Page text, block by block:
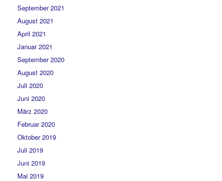
September 2021
August 2021
April 2021
Januar 2021
September 2020
August 2020
Juli 2020
Juni 2020
März 2020
Februar 2020
Oktober 2019
Juli 2019
Juni 2019
Mai 2019